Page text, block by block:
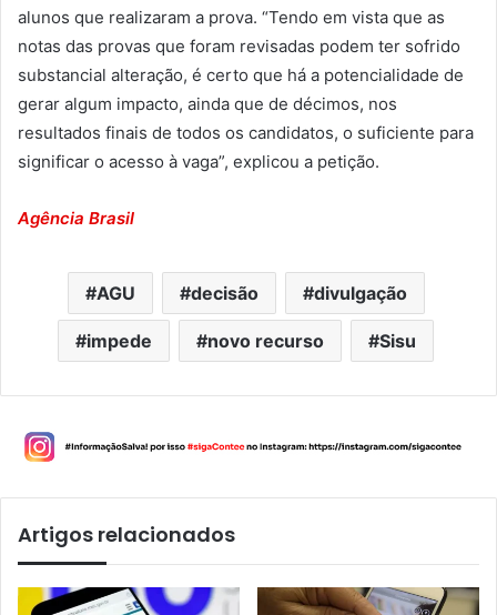
alunos que realizaram a prova. “Tendo em vista que as
notas das provas que foram revisadas podem ter sofrido
substancial alteração, é certo que há a potencialidade de
gerar algum impacto, ainda que de décimos, nos
resultados finais de todos os candidatos, o suficiente para
significar o acesso à vaga”, explicou a petição.
Agência Brasil
AGU decisão divulgação
impede novo recurso Sisu
Artigos relacionados